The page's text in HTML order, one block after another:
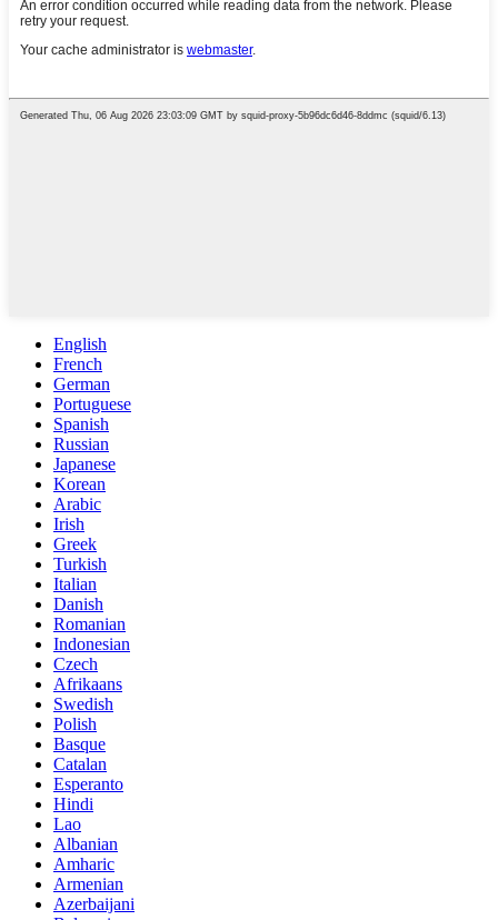
English
French
German
Portuguese
Spanish
Russian
Japanese
Korean
Arabic
Irish
Greek
Turkish
Italian
Danish
Romanian
Indonesian
Czech
Afrikaans
Swedish
Polish
Basque
Catalan
Esperanto
Hindi
Lao
Albanian
Amharic
Armenian
Azerbaijani